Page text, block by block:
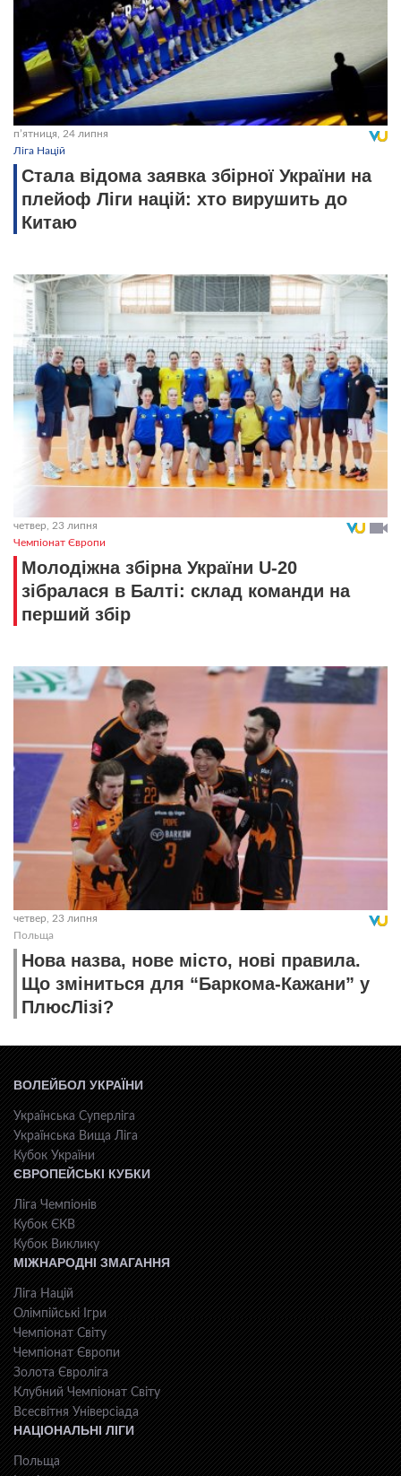
пʼятниця, 24 липня
Ліга Націй
Стала відома заявка збірної України на
плейоф Ліги націй: хто вирушить до
Китаю
четвер, 23 липня
Чемпіонат Європи
Молодіжна збірна України U-20
зібралася в Балті: склад команди на
перший збір
четвер, 23 липня
Польща
Нова назва, нове місто, нові правила.
Що зміниться для “Баркома-Кажани” у
ПлюсЛізі?
ВОЛЕЙБОЛ УКРАЇНИ
Українська Суперліга
Українська Вища Ліга
Кубок України
ЄВРОПЕЙСЬКІ КУБКИ
Ліга Чемпіонів
Кубок ЄКВ
Кубок Виклику
МІЖНАРОДНІ ЗМАГАННЯ
Ліга Націй
Олімпійські Ігри
Чемпіонат Світу
Чемпіонат Європи
Золота Євроліга
Клубний Чемпіонат Світу
Всесвiтня Унiверсiaда
НАЦІОНАЛЬНІ ЛІГИ
Польща